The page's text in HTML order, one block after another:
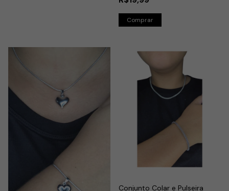
Conjunto Colar e Pulseira